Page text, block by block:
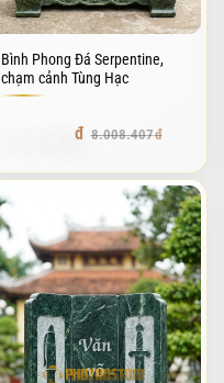
Bình Phong Đá Serpentine,
chạm cảnh Tùng Hạc
8.008.407